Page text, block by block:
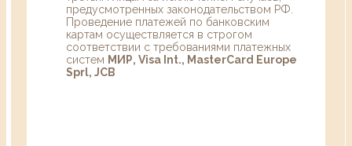
предусмотренных законодательством РФ.
Проведение платежей по банковским
картам осуществляется в строгом
соответствии с требованиями платежных
систем МИР, Visa Int., MasterCard Europe
Sprl, JCB